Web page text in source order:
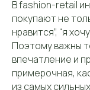
В fashion-retail
покупают не
нравится”, “я
Поэтому важны
впечатление и
примерочная,
из самых